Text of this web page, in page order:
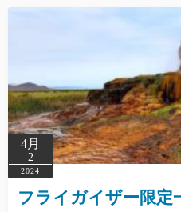
4月
2
2024
フライガイザー限定